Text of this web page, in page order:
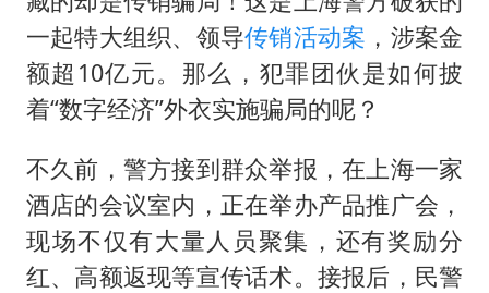
国防部：中国军队坚决反制任何闹海挑衅图谋
“新疆阿勒泰八月能滑雪”不实
夯实基础开新局
一起特大组织、领导传销活动案 ，涉案金
额超10亿元。那么，犯罪团伙是如何披
着“数字经济”外衣实施骗局的呢？
不久前，警方接到群众举报，在上海一家
酒店的会议室内，正在举办产品推广会，
现场不仅有大量人员聚集，还有奖励分
红、高额返现等宣传话术。接报后，民警